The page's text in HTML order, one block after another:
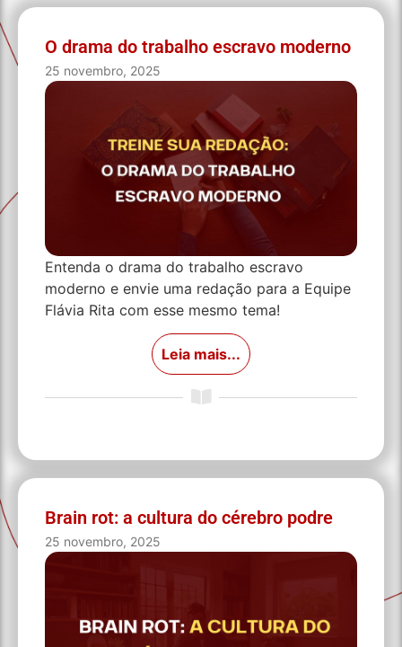
O drama do trabalho escravo moderno
25 novembro, 2025
Entenda o drama do trabalho escravo
moderno e envie uma redação para a Equipe
Flávia Rita com esse mesmo tema!
Leia mais...
Brain rot: a cultura do cérebro podre
25 novembro, 2025